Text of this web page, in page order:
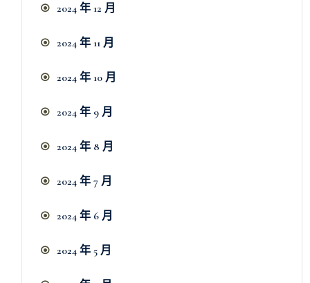
2024 年 12 月
2024 年 11 月
2024 年 10 月
2024 年 9 月
2024 年 8 月
2024 年 7 月
2024 年 6 月
2024 年 5 月